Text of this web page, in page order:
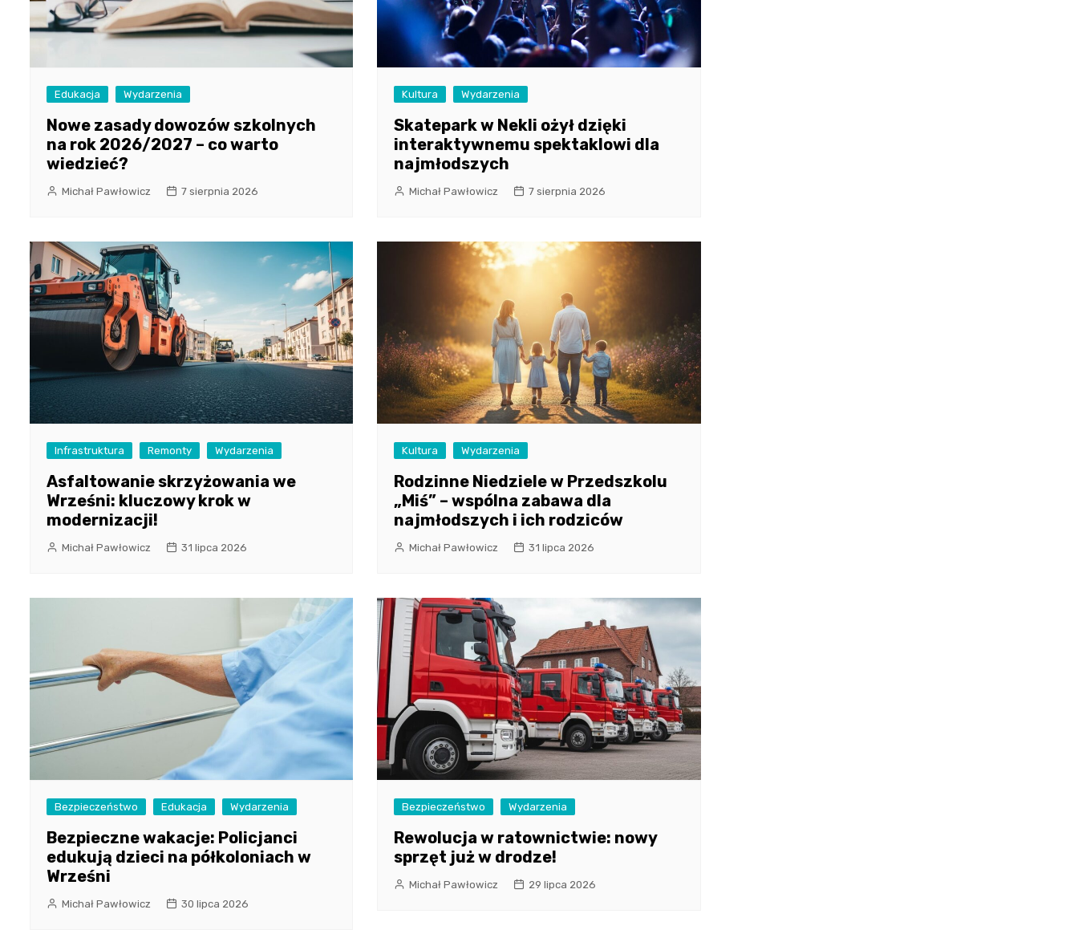
Edukacja Wydarzenia
Nowe zasady dowozów szkolnych
na rok 2026/2027 – co warto
wiedzieć?
Michał Pawłowicz 7 sierpnia 2026
Kultura Wydarzenia
Skatepark w Nekli ożył dzięki
interaktywnemu spektaklowi dla
najmłodszych
Michał Pawłowicz 7 sierpnia 2026
Infrastruktura Remonty Wydarzenia
Asfaltowanie skrzyżowania we
Wrześni: kluczowy krok w
modernizacji!
Michał Pawłowicz 31 lipca 2026
Kultura Wydarzenia
Rodzinne Niedziele w Przedszkolu
„Miś” – wspólna zabawa dla
najmłodszych i ich rodziców
Michał Pawłowicz 31 lipca 2026
Bezpieczeństwo Edukacja Wydarzenia
Bezpieczne wakacje: Policjanci
edukują dzieci na półkoloniach w
Wrześni
Michał Pawłowicz 30 lipca 2026
Bezpieczeństwo Wydarzenia
Rewolucja w ratownictwie: nowy
sprzęt już w drodze!
Michał Pawłowicz 29 lipca 2026